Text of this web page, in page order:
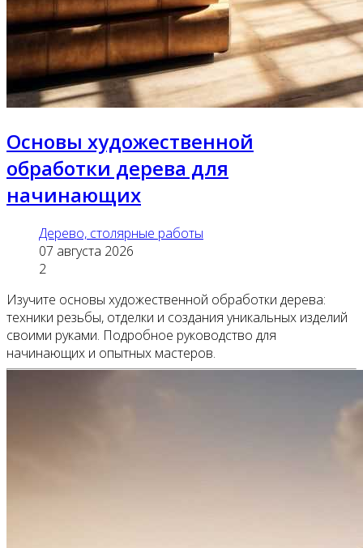
Основы художественной
обработки дерева для
начинающих
Дерево, столярные работы
07 августа 2026
2
Изучите основы художественной обработки дерева:
техники резьбы, отделки и создания уникальных изделий
своими руками. Подробное руководство для
начинающих и опытных мастеров.